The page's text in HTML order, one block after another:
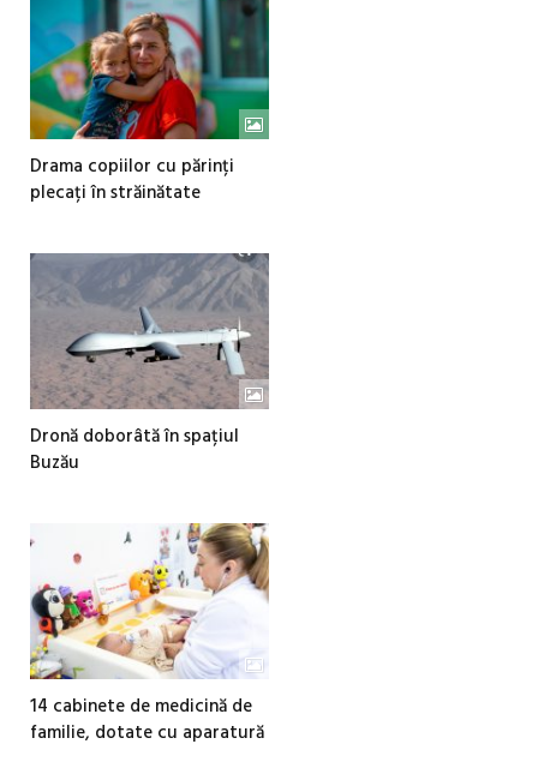
Drama copiilor cu părinți
plecați în străinătate
Dronă doborâtă în spațiul
Buzău
14 cabinete de medicină de
familie, dotate cu aparatură